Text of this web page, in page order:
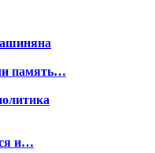
память…
и…